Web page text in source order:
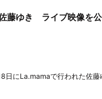
藤ゆき ライブ映像を
日にLa.mamaで行われた佐藤